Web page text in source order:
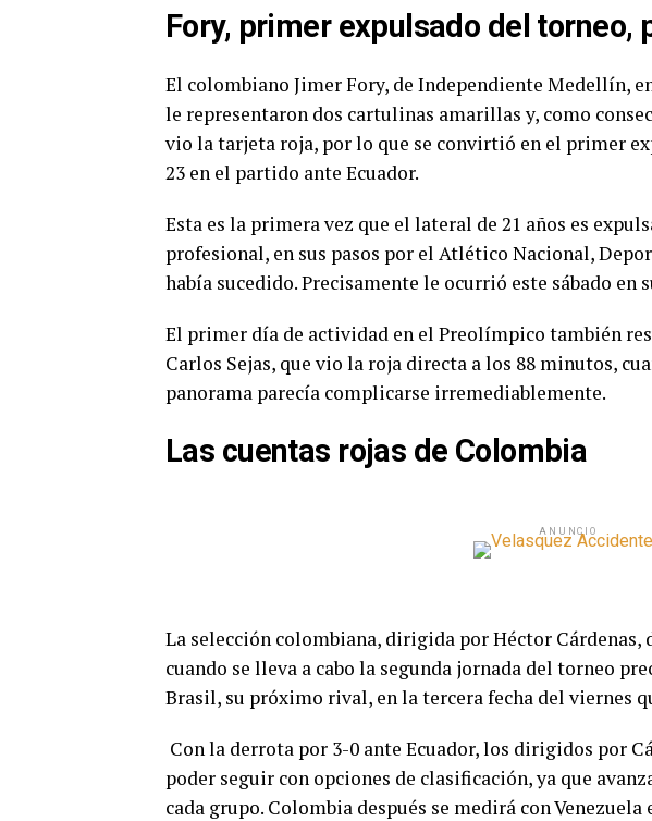
Fory, primer expulsado del torneo,
El colombiano Jimer Fory, de Independiente Medellín,
le representaron dos cartulinas amarillas y, como
vio la tarjeta roja, por lo que se convirtió en el primer
23 en el partido ante Ecuador.
Esta es la primera vez que el lateral de 21 años es
profesional, en sus pasos por el Atlético Nacional,
había sucedido. Precisamente le ocurrió este sábado en
El primer día de actividad en el Preolímpico también
Carlos Sejas, que vio la roja directa a los 88 minutos,
panorama parecía complicarse irremediablemente.
Las cuentas rojas de Colombia
ANUNCIO
La selección colombiana, dirigida por Héctor Cárdenas,
cuando se lleva a cabo la segunda jornada del torneo
Brasil, su próximo rival, en la tercera fecha del viernes
Con la derrota por 3-0 ante Ecuador, los dirigidos por
poder seguir con opciones de clasificación, ya que
cada grupo. Colombia después se medirá con